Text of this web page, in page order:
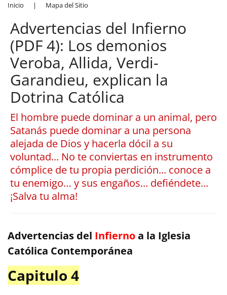
Inicio | Mapa del Sitio
Advertencias del Infierno
(PDF 4): Los demonios
Veroba, Allida, Verdi-
Garandieu, explican la
Dotrina Católica
El hombre puede dominar a un animal, pero
Satanás puede dominar a una persona
alejada de Dios y hacerla dócil a su
voluntad... No te conviertas en instrumento
cómplice de tu propia perdición... conoce a
tu enemigo… y sus engaños... defiéndete...
¡Salva tu alma!
Advertencias del Infiernoa la Iglesia
Católica Contemporánea
Capitulo 4